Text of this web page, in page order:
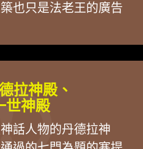
也只是法老王的廣告
拉神殿、
世神殿
話人物的丹德拉神